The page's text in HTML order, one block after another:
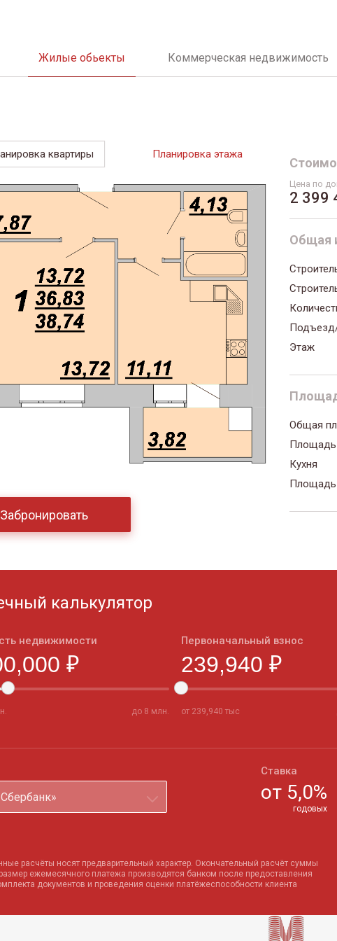
Жилые обьекты Коммерческая недвижимость
квартиры Планировка этажа
Забронировать
Цена по
2 399
Общая
Этаж
Общая
Площадь
Кухня
калькулятор
недвижимости
до 8 млн.
Первоначальный взнос
от 239,940 тыс
Ставка
от 5,0%
годовых
расчёты носят предварительный характер. Окончательный расчёт суммы
ежемесячного платежа производятся банком после предоставления
документов и проведения оценки платёжеспособности клиента